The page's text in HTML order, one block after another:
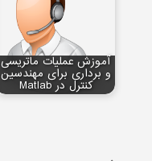
آموزش عملیات ماتریسی
و برداری برای مهندسین
کنترل در Matlab